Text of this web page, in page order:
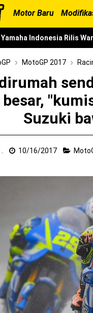
Motor Baru
Yamaha Indonesia Rilis
Sudah pakai diskbrake
Yamaha Nmax Turbo 155
Honda Indonesia resmi
Dukung MotoGP
Sudah pakai winglet
Begini penampakan livery
Berkenalan dengan KTM
Yamaha Rilis New R15M
Penampakan tim Red Bull
MotoGP : Francesco
Honda Rilis CBR1000RR-
MotoGP Amerika : Alex
MotoGP 2017
Suzuki
10/16/2017